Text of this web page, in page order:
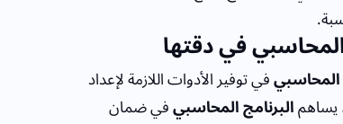
في دقتها
المحاسبيفي توفير الأدوات اللازمة لإعداد
يساهمالبرنامج المحاسبيفي ضمان